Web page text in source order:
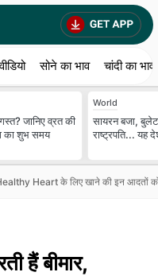
वीडियो सोने का भाव चांदी का भाव
जानिए व्रत की
का शुभ समय
World
सायरन बजा,
राष्ट्रपति... यह
Heart के लिए खाने की इन आदतों
हैं बीमार,